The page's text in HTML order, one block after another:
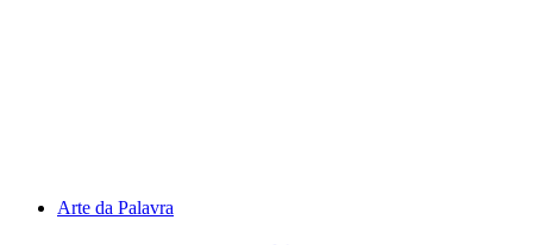
Arte da Palavra